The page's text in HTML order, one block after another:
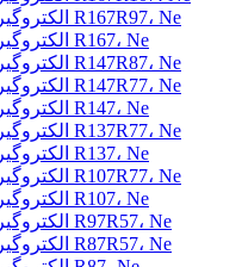
الکتروگیربکس R167R97، Ne
الکتروگیربکس R167، Ne
الکتروگیربکس R147R87، Ne
الکتروگیربکس R147R77، Ne
الکتروگیربکس R147، Ne
الکتروگیربکس R137R77، Ne
الکتروگیربکس R137، Ne
الکتروگیربکس R107R77، Ne
الکتروگیربکس R107، Ne
الکتروگیربکس R97R57، Ne
الکتروگیربکس R87R57، Ne